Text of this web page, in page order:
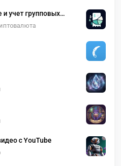
учет групповых
с YouTube